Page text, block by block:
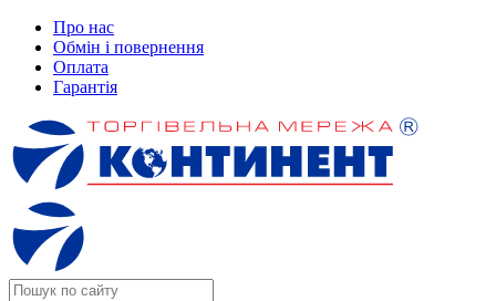
Про нас
Обмін і повернення
Оплата
Гарантія